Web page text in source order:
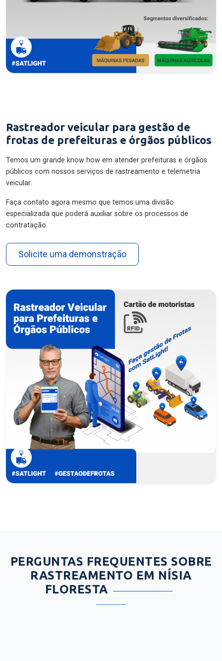
Rastreador veicular para gestão de
frotas de prefeituras e órgãos públicos
Temos um grande know how em atender prefeituras e órgãos
públicos com nossos serviços de rastreamento e telemetria
veicular.
Faça contato agora mesmo que temos uma divisão
especializada que poderá auxiliar sobre os processos de
contratação.
Solicite uma demonstração
PERGUNTAS FREQUENTES SOBRE
RASTREAMENTO EM NÍSIA
FLORESTA